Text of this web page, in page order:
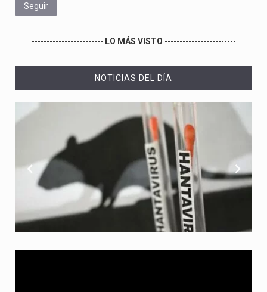
Seguir
------------------------ LO MÁS VISTO ------------------------
NOTICIAS DEL DÍA